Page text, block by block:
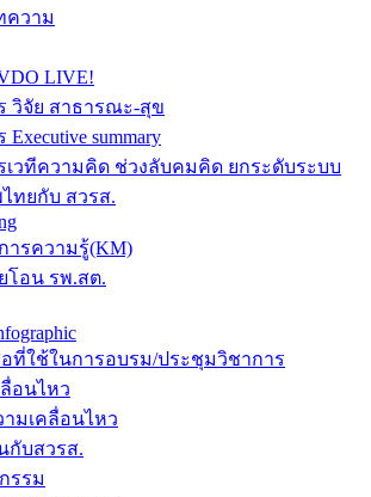
ความ
LIVE!
วิจัย สาธารณะ-สุข
Executive summary
เวทีความคิด ช่วงลับคมคิด ยกระดับระบบ
ทยกับ สวรส.
ารความรู้(KM)
โอน รพ.สต.
ที่ใช้ในการอบรม/ประชุมวิชาการ
อนไหว
มเคลื่อนไหว
กับสวรส.
รรม